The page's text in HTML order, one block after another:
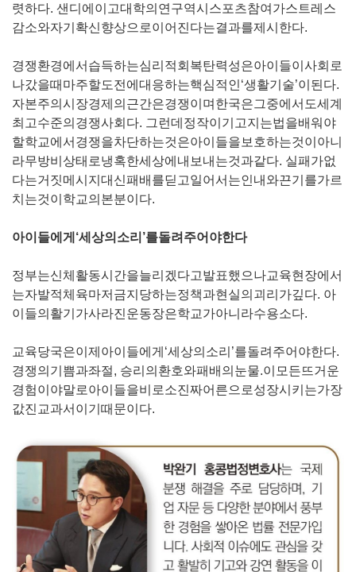
렷하다. 샌디에이고대학의연구역시스포츠참여가스트레스
감소와자기확신향상으로이어진다는결과를제시한다.
경쟁환경에서습득하는심리적회복탄력성은아이들이사회로
나갔을때마주할도전에대응하는핵심적인‘생활기술’이된다.
자본주의시장경제의근간은경쟁이며한국은그중에서도세계
최고수준의경쟁사회다. 그런데정작이기고지는법을배워야
할학교에서경쟁을차단하는것은아이들을보호하는것이아니
라무방비상태로냉혹한세상에내보내는것과같다. 실패가없
다는거짓메시지대신패배를딛고일어서는인내와끈기를가르
치는것이학교의본분이다.
아이들에게‘세상의소리’를돌려주어야한다
정부는신체활동시간을늘리겠다고발표했으나교육현장에서
는자발적체육마저금지당하는정책과현실의괴리가깊다. 아
이들의활기가사라진운동장은학교가아니라수용소다.
교육당국은이제아이들에게‘세상의소리’를돌려주어야한다.
경쟁의기쁨과좌절, 승리의환호와패배의눈물.이모든뜨거운
경험이야말로아이들을비로소진짜어른으로성장시키는가장
값진교과서이기때문이다.